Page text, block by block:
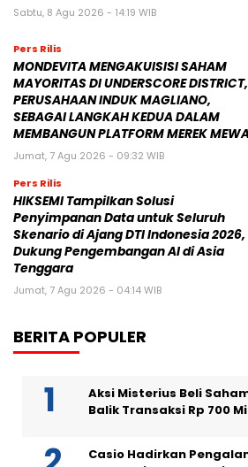
Sabtu, 8 Agu 2026 - 14:19 WIB
Pers Rilis
MONDEVITA MENGAKUISISI SAHAM
MAYORITAS DI UNDERSCORE DISTRICT,
PERUSAHAAN INDUK MAGLIANO,
SEBAGAI LANGKAH KEDUA DALAM
MEMBANGUN PLATFORM MEREK
Jumat, 7 Agu 2026 - 09:32 WIB
Pers Rilis
HIKSEMI Tampilkan Solusi
Penyimpanan Data untuk Seluruh
Skenario di Ajang DTI Indonesia 2026,
Dukung Pengembangan AI di Asia
Tenggara
Jumat, 7 Agu 2026 - 04:14 WIB
BERITA POPULER
Aksi Misterius Beli
Balik Transaksi Rp 700
Casio Hadirkan